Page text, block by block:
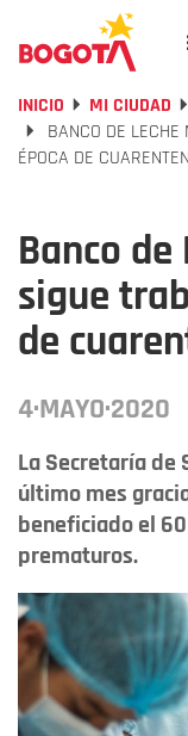
INICIO MI CIUDAD
BANCO DE
ÉPOCA DE
Banco
sigue
de
4·MAYO·2020
La Secretaría de
último mes
beneficiado el
prematuros.